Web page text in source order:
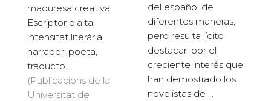
maduresa creativa.
Escriptor d'alta
intensitat literària,
narrador, poeta,
traducto...
(Publicacions de la
Universitat de
del español de
diferentes maneras,
pero resulta lícito
destacar, por el
creciente interés que
han demostrado los
novelistas de ...